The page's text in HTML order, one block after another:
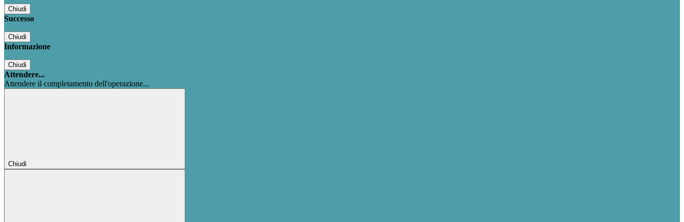
Chiudi
Successo
Chiudi
Informazione
Chiudi
Attendere...
Attendere il completamento dell'operazione...
Chiudi